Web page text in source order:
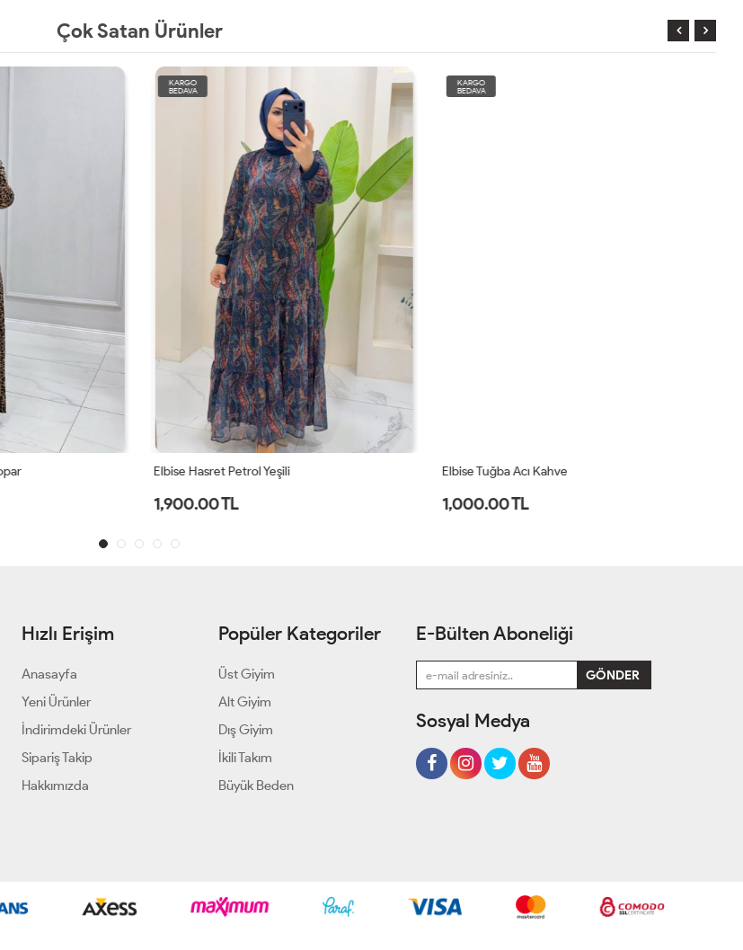
Çok Satan Ürünler
KARGO
BEDAVA
Elbise Hasret Petrol Yeşili
1,900.00 TL
KARGO
BEDAVA
Elbise Tuğba Acı Kahve
1,000.00 TL
Hızlı Erişim
Anasayfa
Yeni Ürünler
İndirimdeki Ürünler
Sipariş Takip
Hakkımızda
Popüler Kategoriler
Üst Giyim
Alt Giyim
Dış Giyim
İkili Takım
Büyük Beden
E-Bülten Aboneliği
Sosyal Medya